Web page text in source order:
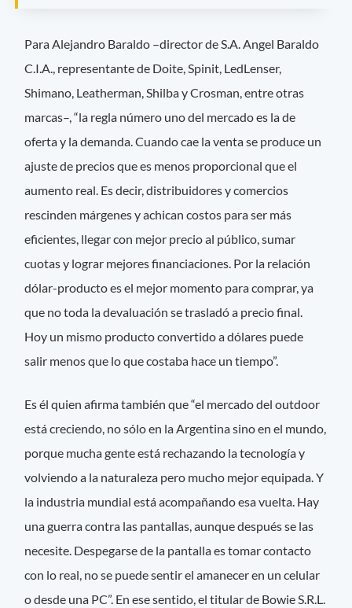
Para Alejandro Baraldo –director de S.A. Angel Baraldo
C.I.A., representante de Doite, Spinit, LedLenser,
Shimano, Leatherman, Shilba y Crosman, entre otras
marcas–, “la regla número uno del mercado es la de
oferta y la demanda. Cuando cae la venta se produce un
ajuste de precios que es menos proporcional que el
aumento real. Es decir, distribuidores y comercios
rescinden márgenes y achican costos para ser más
eficientes, llegar con mejor precio al público, sumar
cuotas y lograr mejores financiaciones. Por la relación
dólar-producto es el mejor momento para comprar, ya
que no toda la devaluación se trasladó a precio final.
Hoy un mismo producto convertido a dólares puede
salir menos que lo que costaba hace un tiempo”.
Es él quien afirma también que “el mercado del outdoor
está creciendo, no sólo en la Argentina sino en el mundo,
porque mucha gente está rechazando la tecnología y
volviendo a la naturaleza pero mucho mejor equipada. Y
la industria mundial está acompañando esa vuelta. Hay
una guerra contra las pantallas, aunque después se las
necesite. Despegarse de la pantalla es tomar contacto
con lo real, no se puede sentir el amanecer en un celular
o desde una PC”. En ese sentido, el titular de Bowie S.R.L.